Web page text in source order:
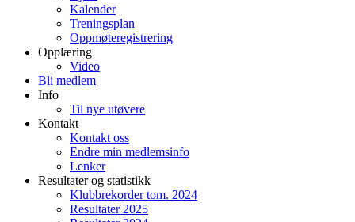
Kalender
Treningsplan
Oppmøteregistrering
Opplæring
Video
Bli medlem
Info
Til nye utøvere
Kontakt
Kontakt oss
Endre min medlemsinfo
Lenker
Resultater og statistikk
Klubbrekorder tom. 2024
Resultater 2025